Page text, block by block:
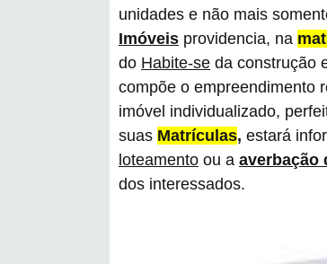
unidades e não mais
Imóveis providencia, na
do Habite-se da construção
compõe o empreendimento
imóvel individualizado,
suas Matrículas, estará
loteamento ou a averbação
dos interessados.